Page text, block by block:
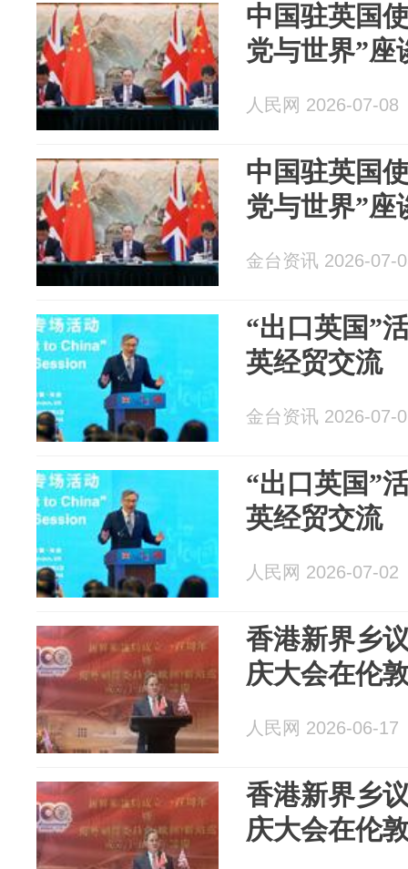
中国驻英国
党与世界”座
人民网 2026-07-08
中国驻英国
党与世界”座
金台资讯 2026-07-
“出口英国”
英经贸交流
金台资讯 2026-07-
“出口英国”
英经贸交流
人民网 2026-07-02
香港新界乡
庆大会在伦
人民网 2026-06-17
香港新界乡
庆大会在伦